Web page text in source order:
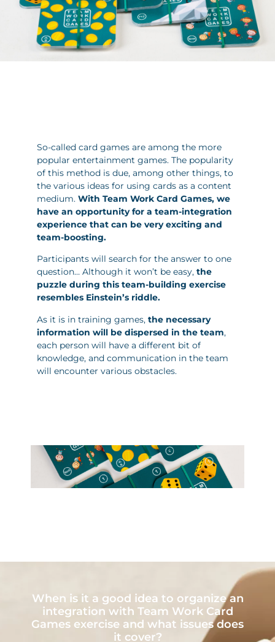
So-called card games are among the more
popular entertainment games. The popularity
of this method is due, among other things, to
the various ideas for using cards as a content
medium. With Team Work Card Games, we
have an opportunity for a team-integration
experience that can be very exciting and
team-boosting.
Participants will search for the answer to one
question… Although it won’t be easy, the
puzzle during this team-building exercise
resembles Einstein’s riddle.
As it is in training games, the necessary
information will be dispersed in the team,
each person will have a different bit of
knowledge, and communication in the team
will encounter various obstacles.
When is it a good idea to organize an
integration with Team Work Card
Games exercise and what issues does
it cover?